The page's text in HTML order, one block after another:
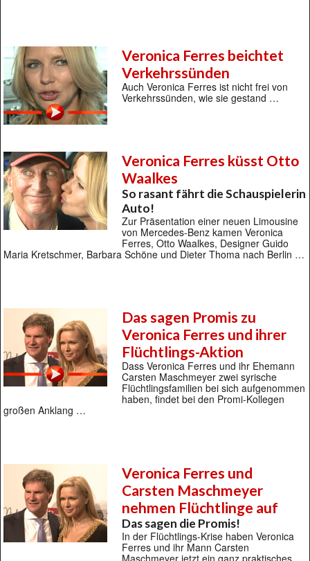
Veronica Ferres beichtet
Verkehrssünden
Auch Veronica Ferres ist nicht frei von
Verkehrssünden, wie sie gestand …
Veronica Ferres küsst Otto
Waalkes
So rasant fährt die Schauspielerin
Auto!
Zur Präsentation einer neuen Limousine
von Mercedes-Benz kamen Veronica
Ferres, Otto Waalkes, Designer Guido
Maria Kretschmer, Barbara Schöne und Dieter Thoma nach Berlin …
Das sagen Promis zu
Veronica Ferres und ihrer
Flüchtlings-Aktion
Dass Veronica Ferres und ihr Ehemann
Carsten Maschmeyer zwei syrische
Flüchtlingsfamilien bei sich aufgenommen
haben, findet bei den Promi-Kollegen
großen Anklang …
Veronica Ferres und
Carsten Maschmeyer
nehmen Flüchtlinge auf
Das sagen die Promis!
In der Flüchtlings-Krise haben Veronica
Ferres und ihr Mann Carsten
Maschmeyer jetzt ein ganz praktisches